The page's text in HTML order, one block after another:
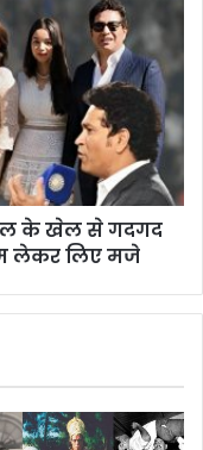
के खेल से गदगद
लेकर लिए मजे